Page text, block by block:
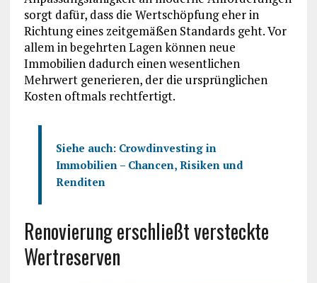
sorgt dafür, dass die Wertschöpfung eher in
Richtung eines zeitgemäßen Standards geht. Vor
allem in begehrten Lagen können neue
Immobilien dadurch einen wesentlichen
Mehrwert generieren, der die ursprünglichen
Kosten oftmals rechtfertigt.
Siehe auch: Crowdinvesting in
Immobilien – Chancen, Risiken und
Renditen
Renovierung erschließt versteckte
Wertreserven